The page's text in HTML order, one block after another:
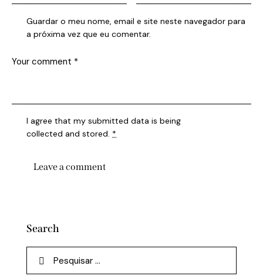
Guardar o meu nome, email e site neste navegador para
a próxima vez que eu comentar.
I agree that my submitted data is being
collected and stored. *
Search